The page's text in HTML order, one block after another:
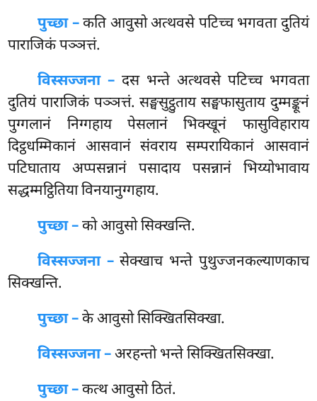
पुच्छा –कति आवुसो अत्थवसे पटिच्च भगवता दुतियं
पाराजिकं पञ्ञत्तं.
विस्सज्जना – दस भन्ते अत्थवसे पटिच्च भगवता
दुतियं पाराजिकं पञ्ञत्तं. सङ्घसुट्ठुताय सङ्घफासुताय दुम्मङ्कूनं
पुग्गलानं निग्गहाय पेसलानं भिक्खूनं फासुविहाराय
दिट्ठधम्मिकानं आसवानं संवराय सम्परायिकानं आसवानं
पटिघाताय अप्पसन्नानं पसादाय पसन्नानं भिय्योभावाय
सद्धम्मट्ठितिया विनयानुग्गहाय.
पुच्छा –कोआवुसो सिक्खन्ति.
विस्सज्जना –सेक्खाच भन्ते पुथुज्जनकल्याणकाच
सिक्खन्ति.
पुच्छा –के आवुसो सिक्खितसिक्खा.
विस्सज्जना –अरहन्तो भन्ते सिक्खितसिक्खा.
पुच्छा –कत्थआवुसो ठितं.